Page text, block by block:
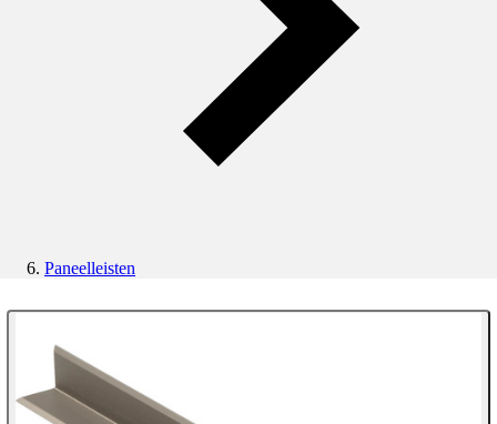
Paneelleisten